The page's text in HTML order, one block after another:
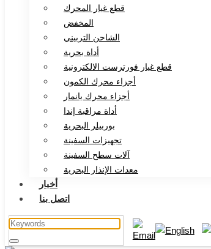
قطع غيار المحرك
المخفض
الشاحن التربيني
أداة بحرية
قطع غيار فورترست الالكترونية
أجزاء محرك الكمون
أجزاء محرك يانمار
أداة مراقبة إندا
بوربيلر البحرية
تجهيزات السفينة
آلات سطح السفينة
معدات الإنذار البحرية
أخبار
اتصل بنا